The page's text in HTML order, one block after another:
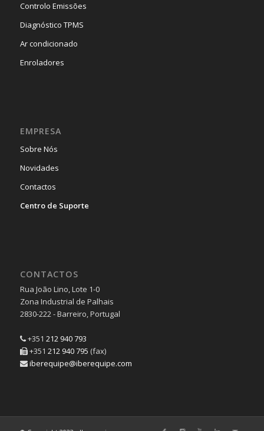
Controlo Emissões
Diagnóstico TPMS
Ar condicionado
Enroladores
EMPRESA
Sobre Nós
Novidades
Contactos
Centro de Suporte
CONTACTOS
Rua João Lino, Lote 1-0
Zona Industrial de Palhais
2830-222 - Barreiro, Portugal
+351 212 940 793
+351 212 940 795 (fax)
iberequipe@iberequipe.com